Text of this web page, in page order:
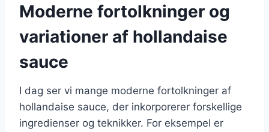
Moderne fortolkninger og
variationer af hollandaise
sauce
I dag ser vi mange moderne fortolkninger af
hollandaise sauce, der inkorporerer forskellige
ingredienser og teknikker. For eksempel er